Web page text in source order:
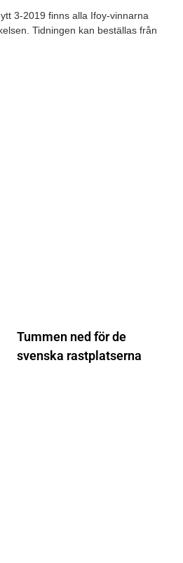
3-2019 finns alla Ifoy-vinnarna
Tidningen kan beställas från
Tummen ned för de
svenska rastplatserna